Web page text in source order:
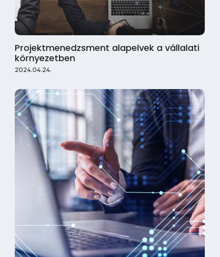
Projektmenedzsment alapelvek a vállalati
környezetben
2024.04.24.